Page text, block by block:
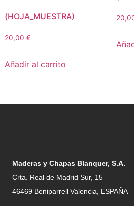
(HOJA_MUESTRA)
20,00 €
Añadir al carrito
Maderas y Chapas Blanquer, S.A.
Crta. Real de Madrid Sur, 15
46469 Beniparrell Valencia, ESPAÑA